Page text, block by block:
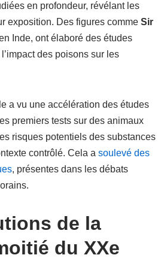
en profondeur, révélant les
exposition. Des figures comme Sir
Inde, ont élaboré des études
des poisons sur les
a vu une accélération des études
premiers tests sur des animaux
risques potentiels des substances
contrôlé. Cela a soulevé des
, présentes dans les débats
de la
du XXe